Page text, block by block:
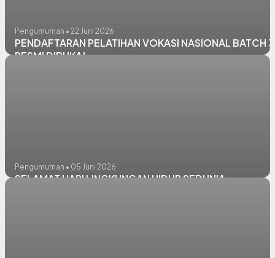
Pengumuman • 22 Juni 2026
PENDAFTARAN PELATIHAN VOKASI NASIONAL BATCH 3
RESMI DIBUKA!
Pengumuman • 05 Juni 2026
SELAMAT HARI LINGKUNGAN HIDUP SEDUNIA